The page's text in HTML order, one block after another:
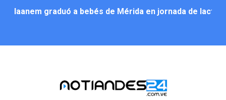
Iaanem graduó a bebés de Mérida en jornada de
Alcalde Nelson Álvarez llevó jornada recreativa a la